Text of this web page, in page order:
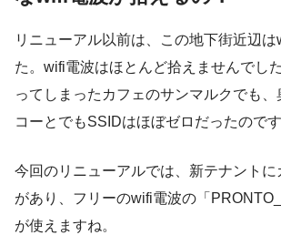
リニューアル以前は、この地下街近辺
た。wifi電波はほとんど拾えませんでし
ってしまったカフェのサンマルクでも、
コーとでもSSIDはほぼゼロだったのです
今回のリニューアルでは、新テナントに
があり、フリーのwifi電波の「
が使えますね。